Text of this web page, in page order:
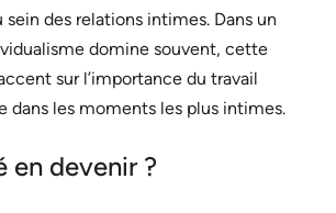
sein des relations intimes. Dans un
domine souvent, cette
sur l’importance du travail
dans les moments les plus intimes.
en devenir ?